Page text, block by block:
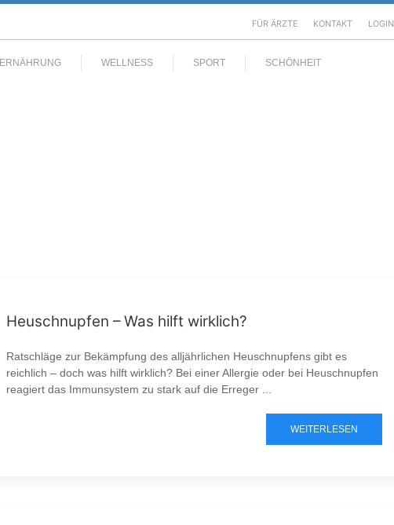
FÜR ÄRZTE KONTAKT LOGIN
ERNÄHRUNG WELLNESS SPORT
SCHÖNHEIT
Heuschnupfen – Was hilft wirklich?
Ratschläge zur Bekämpfung des alljährlichen Heuschnupfens gibt es
reichlich – doch was hilft wirklich? Bei einer Allergie oder bei Heuschnupfen
reagiert das Immunsystem zu stark auf die Erreger ...
WEITERLESEN